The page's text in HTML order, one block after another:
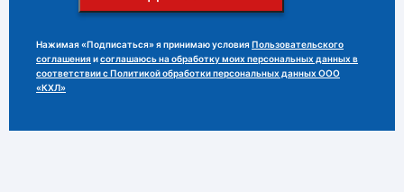
Нажимая «Подписаться» я принимаю условия Пользовательского
соглашения исоглашаюсь на обработку моих персональных данных в
соответствии с Политикой обработки персональных данных ООО
«КХЛ»